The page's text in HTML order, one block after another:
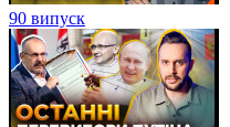
90 випуск